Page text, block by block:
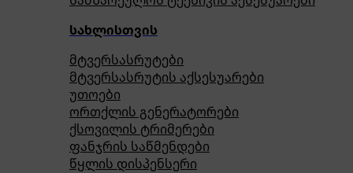
სახლისთვის
მტვერსასრუტები
მტვერსასრუტის აქსესუარები
უთოები
ორთქლის გენერატორები
ქსოვილის ტრიმერები
ფანჯრის საწმენდები
წყლის დისპენსერი